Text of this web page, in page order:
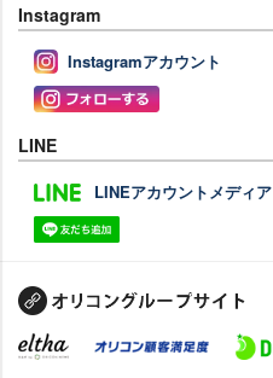
Instagram
Instagramアカウント
LINE
LINEアカウントメディア